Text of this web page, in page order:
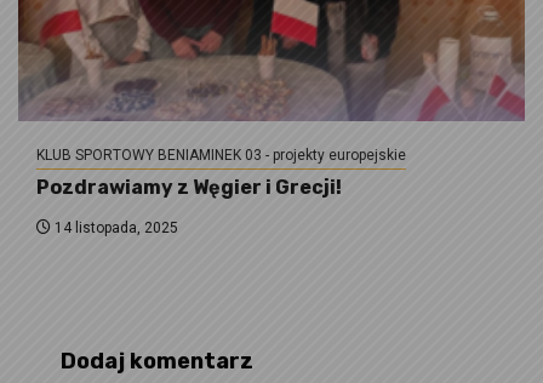
KLUB SPORTOWY BENIAMINEK 03 - projekty europejskie
Pozdrawiamy z Węgier i Grecji!
14 listopada, 2025
Dodaj komentarz